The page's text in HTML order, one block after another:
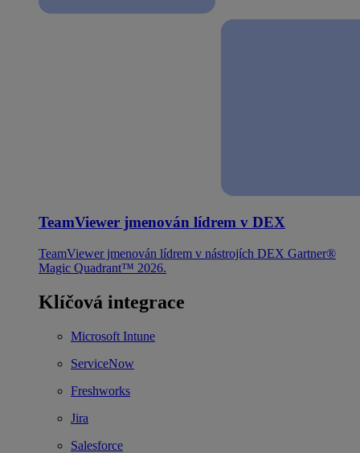
TeamViewer jmenován lídrem v DEX
TeamViewer jmenován lídrem v nástrojích DEX Gartner®
Magic Quadrant™ 2026.
Klíčová integrace
Microsoft Intune
ServiceNow
Freshworks
Jira
Salesforce